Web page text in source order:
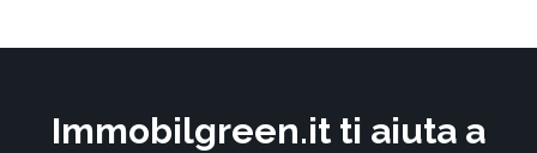
Immobilgreen.it ti aiuta a